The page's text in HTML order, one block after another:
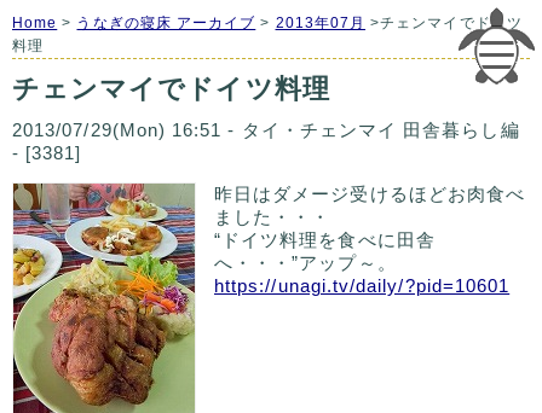
Home > うなぎの寝床 アーカイブ > 2013年07月 >チェンマイでドイツ
料理
チェンマイでドイツ料理
2013/07/29(Mon) 16:51 - タイ・チェンマイ 田舎暮らし編
- [3381]
昨日はダメージ受けるほどお肉食べ
ました・・・
“ドイツ料理を食べに田舎
へ・・・”アップ～。
https://unagi.tv/daily/?pid=10601